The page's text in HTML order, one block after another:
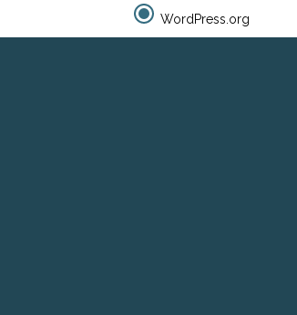
WordPress.org